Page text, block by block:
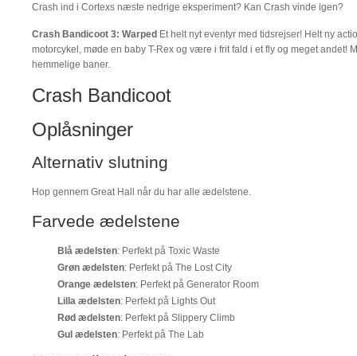
Crash ind i Cortexs næste nedrige eksperiment? Kan Crash vinde igen?
Crash Bandicoot 3: Warped Et helt nyt eventyr med tidsrejser! Helt ny
motorcykel, møde en baby T-Rex og være i frit fald i et fly og meget andet!
hemmelige baner.
Crash Bandicoot
Oplåsninger
Alternativ slutning
Hop gennem Great Hall når du har alle ædelstene.
Farvede ædelstene
Blå ædelsten: Perfekt på Toxic Waste
Grøn ædelsten: Perfekt på The Lost City
Orange ædelsten: Perfekt på Generator Room
Lilla ædelsten: Perfekt på Lights Out
Rød ædelsten: Perfekt på Slippery Climb
Gul ædelsten: Perfekt på The Lab